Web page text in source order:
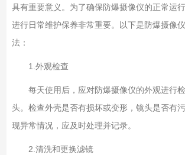
具有重要意义。为了确保防爆摄像仪的正常运行
进行日常维护保养非常重要。以下是防爆摄像
法：
1.外观检查
每天使用后，应对防爆摄像仪的外观进行检
头。检查外壳是否有损坏或变形，镜头是否有
现异常情况，应及时处理并记录。
2.清洗和更换滤镜